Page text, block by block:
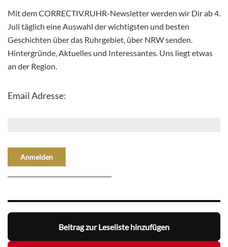
Mit dem CORRECTIV.RUHR-Newsletter werden wir Dir ab 4.
Juli täglich eine Auswahl der wichtigsten und besten
Geschichten über das Ruhrgebiet, über NRW senden.
Hintergründe, Aktuelles und Interessantes. Uns liegt etwas
an der Region.
Email Adresse:
Beitrag zur Leseliste hinzufügen